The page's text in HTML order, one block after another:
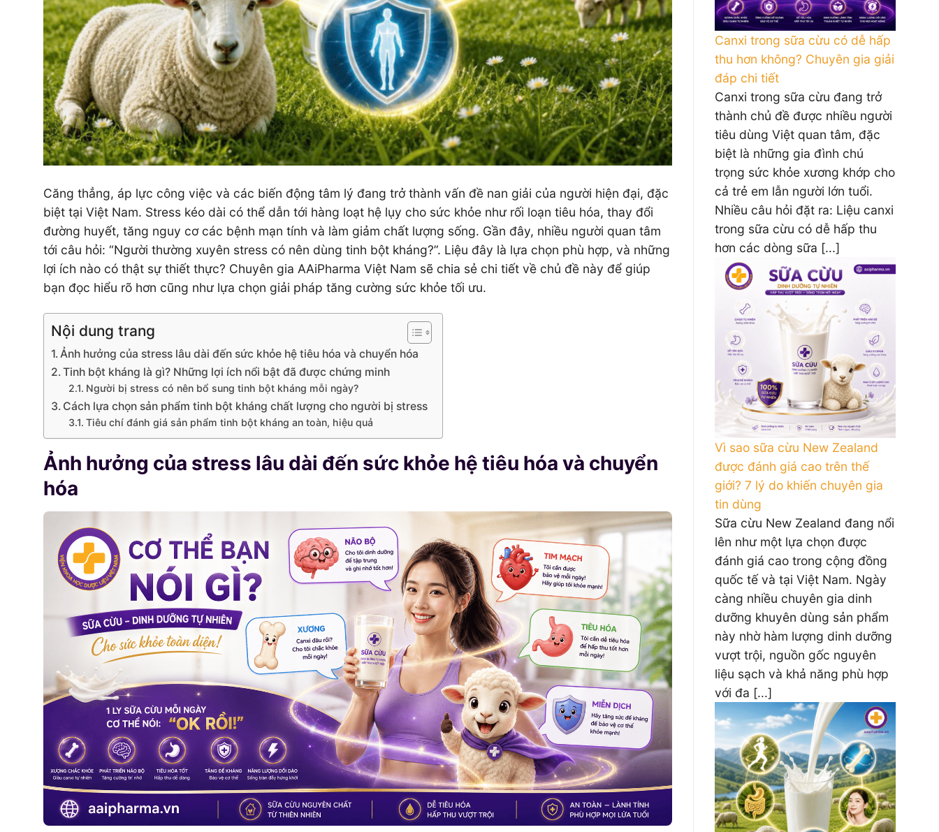
Căng thẳng, áp lực công việc và các biến động tâm lý đang trở thành vấn đề nan giải của người hiện đại, đặc
biệt tại Việt Nam. Stress kéo dài có thể dẫn tới hàng loạt hệ lụy cho sức khỏe như rối loạn tiêu hóa, thay đổi
đường huyết, tăng nguy cơ các bệnh mạn tính và làm giảm chất lượng sống. Gần đây, nhiều người quan tâm
tới câu hỏi: “Người thường xuyên stress có nên dùng tinh bột kháng?”. Liệu đây là lựa chọn phù hợp, và những
lợi ích nào có thật sự thiết thực? Chuyên gia AAiPharma Việt Nam sẽ chia sẻ chi tiết về chủ đề này để giúp
bạn đọc hiểu rõ hơn cũng như lựa chọn giải pháp tăng cường sức khỏe tối ưu.
Nội dung trang
Ảnh hưởng của stress lâu dài đến sức khỏe hệ tiêu hóa và chuyển hóa
Tinh bột kháng là gì? Những lợi ích nổi bật đã được chứng minh
Người bị stress có nên bổ sung tinh bột kháng mỗi ngày?
Cách lựa chọn sản phẩm tinh bột kháng chất lượng cho người bị stress
Tiêu chí đánh giá sản phẩm tinh bột kháng an toàn, hiệu quả
Ảnh hưởng của stress lâu dài đến sức khỏe hệ tiêu hóa và chuyển
hóa
Canxi trong sữa cừu có dễ hấp
thu hơn không? Chuyên gia giải
đáp chi tiết
Canxi trong sữa cừu đang trở
thành chủ đề được nhiều người
tiêu dùng Việt quan tâm, đặc
biệt là những gia đình chú
trọng sức khỏe xương khớp cho
cả trẻ em lẫn người lớn tuổi.
Nhiều câu hỏi đặt ra: Liệu canxi
trong sữa cừu có dễ hấp thu
hơn các dòng sữa [...]
Vì sao sữa cừu New Zealand
được đánh giá cao trên thế
giới? 7 lý do khiến chuyên gia
tin dùng
Sữa cừu New Zealand đang nổi
lên như một lựa chọn được
đánh giá cao trong cộng đồng
quốc tế và tại Việt Nam. Ngày
càng nhiều chuyên gia dinh
dưỡng khuyên dùng sản phẩm
này nhờ hàm lượng dinh dưỡng
vượt trội, nguồn gốc nguyên
liệu sạch và khả năng phù hợp
với đa [...]